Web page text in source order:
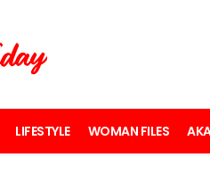
LIFESTYLE WOMAN FILES